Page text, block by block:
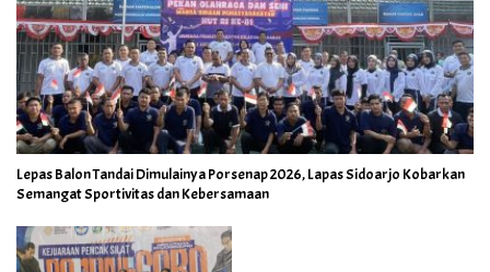
Lepas Balon Tandai Dimulainya Porsenap 2026, Lapas Sidoarjo Kobarkan
Semangat Sportivitas dan Kebersamaan